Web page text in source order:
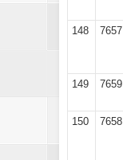
148
7657
149
7659
150
7658